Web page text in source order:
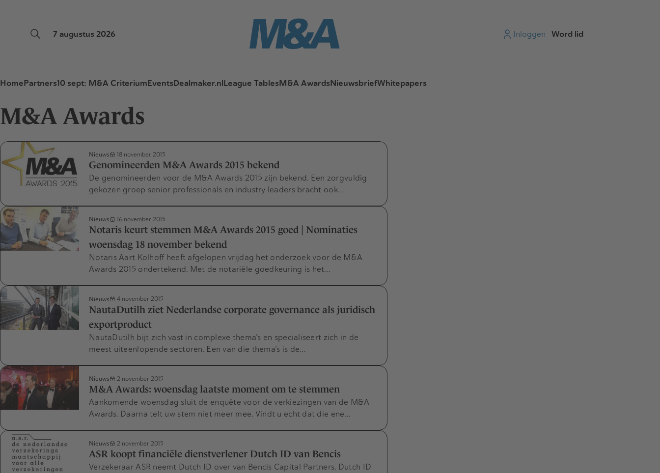
7 augustus 2026 Inloggen Word lid
HomePartners10 sept: M&A CriteriumEventsDealmaker.nlLeague TablesM&A AwardsNieuwsbriefWhitepapers
M&A Awards
Nieuws 18 november 2015
Genomineerden M&A Awards 2015 bekend
De genomineerden voor de M&A Awards 2015 zijn bekend. Een zorgvuldig
gekozen groep senior professionals en industry leaders bracht ook…
Nieuws 16 november 2015
Notaris keurt stemmen M&A Awards 2015 goed | Nominaties
woensdag 18 november bekend
Notaris Aart Kolhoff heeft afgelopen vrijdag het onderzoek voor de M&A
Awards 2015 ondertekend. Met de notariële goedkeuring is het…
Nieuws 4 november 2015
NautaDutilh ziet Nederlandse corporate governance als juridisch
exportproduct
NautaDutilh bijt zich vast in complexe thema’s en specialiseert zich in de
meest uiteenlopende sectoren. Een van die thema’s is de…
Nieuws 2 november 2015
M&A Awards: woensdag laatste moment om te stemmen
Aankomende woensdag sluit de enquête voor de verkiezingen van de M&A
Awards. Daarna telt uw stem niet meer mee. Vindt u echt dat die ene…
Nieuws 2 november 2015
ASR koopt financiële dienstverlener Dutch ID van Bencis
Verzekeraar ASR neemt Dutch ID over van Bencis Capital Partners. Dutch ID